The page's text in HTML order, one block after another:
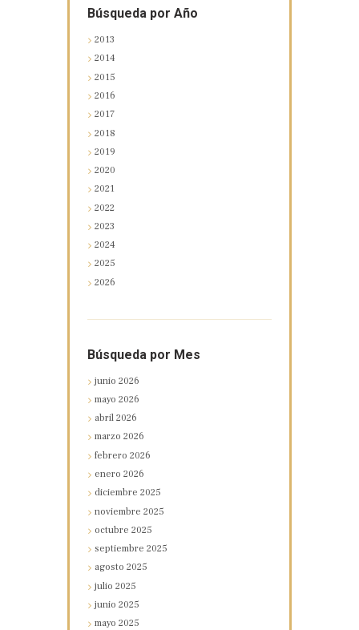
Búsqueda por Año
2013
2014
2015
2016
2017
2018
2019
2020
2021
2022
2023
2024
2025
2026
Búsqueda por Mes
junio2026
mayo2026
abril2026
marzo2026
febrero2026
enero2026
diciembre2025
noviembre2025
octubre2025
septiembre2025
agosto2025
julio2025
junio2025
mayo2025